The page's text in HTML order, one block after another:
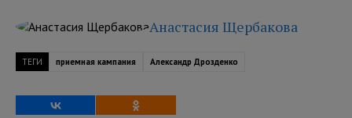
Анастасия Щербакова
ТЕГИ приемная кампания Александр Дрозденко